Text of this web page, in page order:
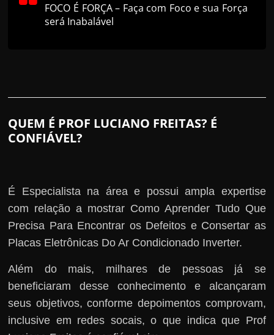
FOCO É FORÇA – Faça com Foco e sua Força
será Inabalável
QUEM É PROF LUCIANO FREITAS? É
CONFIÁVEL?
É Especialista na área e possui ampla expertise
com relação a mostrar Como Aprender Tudo Que
Precisa Para Encontrar os Defeitos e Consertar as
Placas Eletrônicas Do Ar Condicionado Inverter.
Além do mais, milhares de pessoas já se
beneficiaram desse conhecimento e alcançaram
seus objetivos, conforme depoimentos comprovam,
inclusive em redes socais, o que indica que Prof